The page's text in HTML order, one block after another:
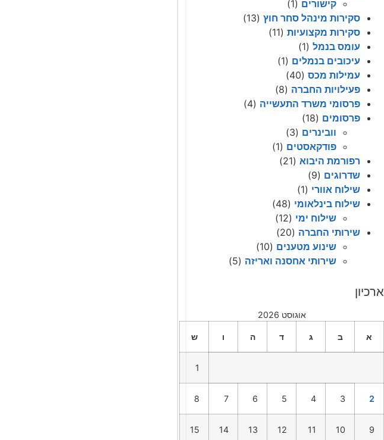
קישורים (1)
סקירות מינהל סחר חוץ (13)
סקירות מקצועיות (11)
עומס בנמל (1)
עיכובים בנמלים (1)
עמילות מכס (40)
פעילויות החברה (8)
פרסומי משרד התעשייה (4)
פרסומים (18)
וובינרים (3)
פודקאסטים (1)
רפורמת היבוא (21)
שדרוגים (9)
שילוח אוורי (1)
שילוח בינלאומי (48)
שילוח ימי (12)
שירותי החברה (20)
שינוע מטענים (10)
שירותי אחסנה ואריזה (5)
ארכיון
אוגוסט 2026
א ב ג ד ה ו ש
1
2
3
4
5
6
7
8
9
10
11
12
13
14
15